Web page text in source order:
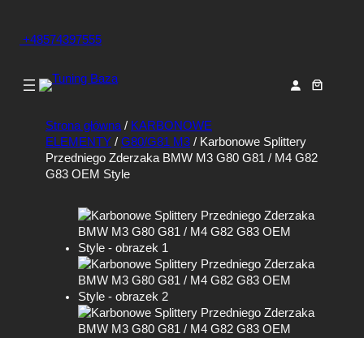
+48574397555
Strona główna / KARBONOWE
ELEMENTY / G80/G81 M3 / Karbonowe Splittery
Przedniego Zderzaka BMW M3 G80 G81 / M4 G82
G83 OEM Style